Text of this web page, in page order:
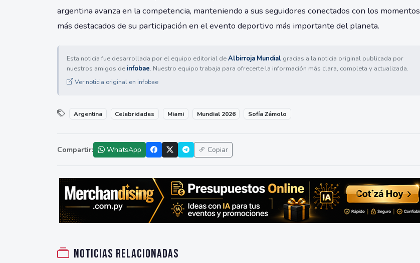
argentina avanza en la competencia, manteniendo a sus seguidores conectados con los momentos
más destacados de su participación en el evento deportivo más importante del planeta.
Esta noticia fue desarrollada por el equipo editorial deAlbirroja Mundial gracias a la noticia original publicada por
nuestros amigos de infobae. Nuestro equipo trabaja para ofrecerte la información más clara, completa y actualizada.
Ver noticia original en infobae
Argentina Celebridades Miami Mundial 2026 Sofía Zámolo
Compartir: WhatsApp Copiar
Noticias relacionadas